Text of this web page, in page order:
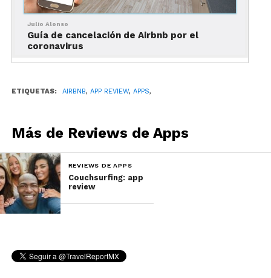
Reservar en la app de Airbnb también es bastante
sencillo, pues solamente tienes que confirmar la
mensaje a tu anfitrión. Eso sí, tienes que tener un
Julio Alonso
Guía de cancelación de Airbnb por el
coronavirus
ETIQUETAS: AIRBNB, APP REVIEW, APPS,
Más de Reviews de Apps
REVIEWS DE APPS
Couchsurfing: app
review